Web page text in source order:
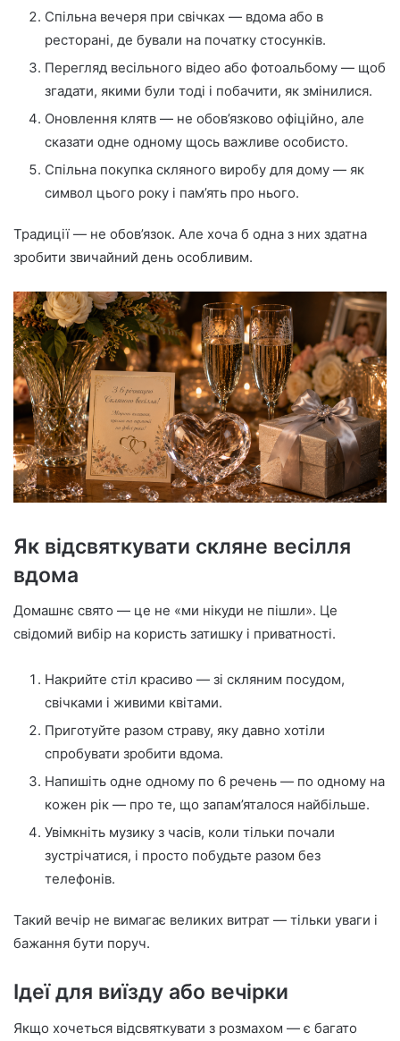
Спільна вечеря при свічках — вдома або в
ресторані, де бували на початку стосунків.
Перегляд весільного відео або фотоальбому — щоб
згадати, якими були тоді і побачити, як змінилися.
Оновлення клятв — не обов’язково офіційно, але
сказати одне одному щось важливе особисто.
Спільна покупка скляного виробу для дому — як
символ цього року і пам’ять про нього.
Традиції — не обов’язок. Але хоча б одна з них здатна
зробити звичайний день особливим.
Як відсвяткувати скляне весілля
вдома
Домашнє свято — це не «ми нікуди не пішли». Це
свідомий вибір на користь затишку і приватності.
Накрийте стіл красиво — зі скляним посудом,
свічками і живими квітами.
Приготуйте разом страву, яку давно хотіли
спробувати зробити вдома.
Напишіть одне одному по 6 речень — по одному на
кожен рік — про те, що запам’яталося найбільше.
Увімкніть музику з часів, коли тільки почали
зустрічатися, і просто побудьте разом без
телефонів.
Такий вечір не вимагає великих витрат — тільки уваги і
бажання бути поруч.
Ідеї для виїзду або вечірки
Якщо хочеться відсвяткувати з розмахом — є багато